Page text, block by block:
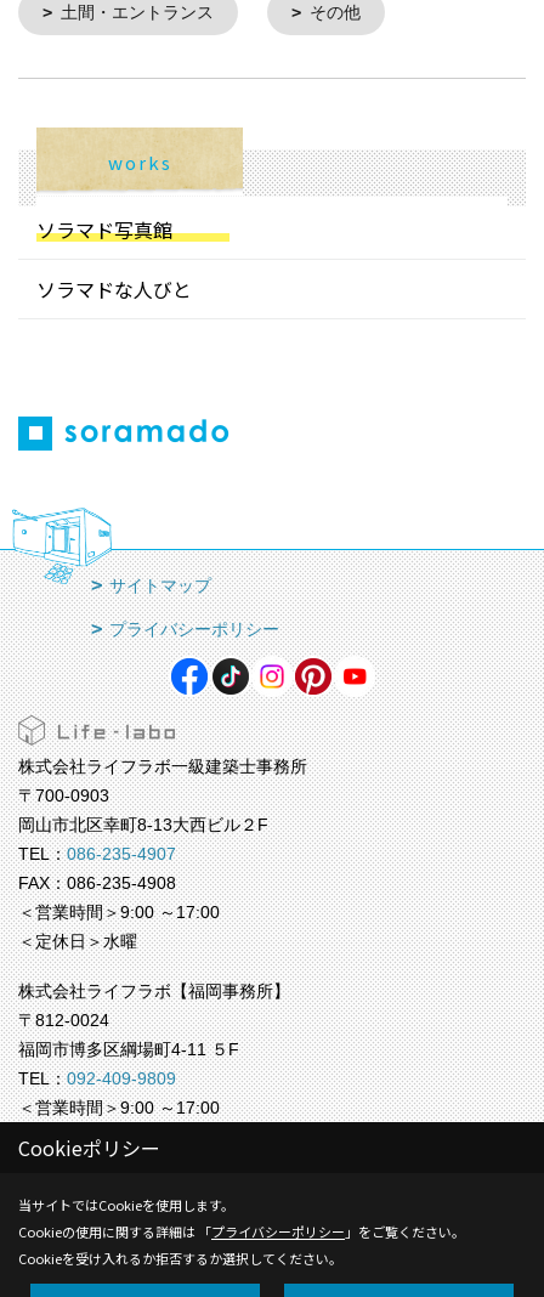
土間・エントランス その他
works
ソラマド写真館
ソラマドな人びと
サイトマップ
プライバシーポリシー
株式会社ライフラボ一級建築士事務所
〒700-0903
岡山市北区幸町8-13大西ビル２F
TEL：086-235-4907
FAX：086-235-4908
＜営業時間＞9:00 ～17:00
＜定休日＞水曜
株式会社ライフラボ【福岡事務所】
〒812-0024
福岡市博多区綱場町4-11 ５F
TEL：092-409-9809
＜営業時間＞9:00 ～17:00
＜定休日＞水曜
Copyright (c) Life-labo. All Rights Reserved.
Produced byゴデスクリエイト
Cookieポリシー
当サイトではCookieを使用します。
Cookieの使用に関する詳細は 「プライバシーポリシー 」をご覧ください。
Cookieを受け入れるか拒否するか選択してください。